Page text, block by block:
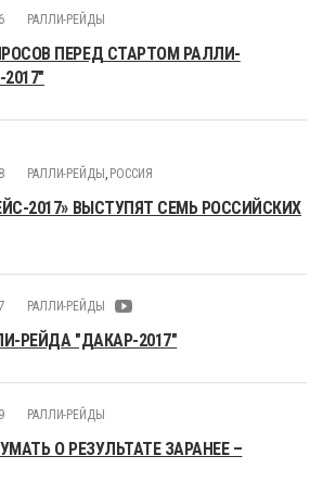
РАЛЛИ-РЕЙДЫ
ПЕРЕД СТАРТОМ РАЛЛИ-
РАЛЛИ-РЕЙДЫ , РОССИЯ
2017» ВЫСТУПЯТ СЕМЬ РОССИЙСКИХ
РАЛЛИ-РЕЙДЫ
РЕЙДА "ДАКАР-2017"
РАЛЛИ-РЕЙДЫ
О РЕЗУЛЬТАТЕ ЗАРАНЕЕ –